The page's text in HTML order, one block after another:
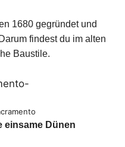
1680 gegründet und
findest du im alten
Baustile.
einsame Dünen